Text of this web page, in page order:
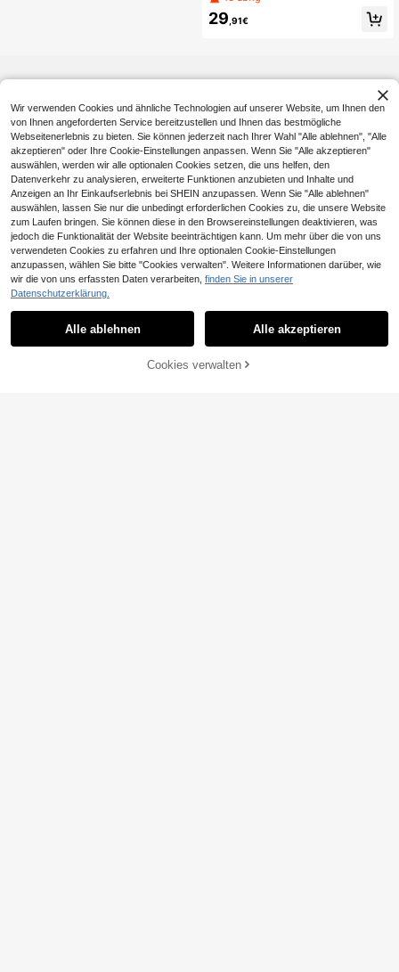
stagsparty, Feier, Hochzeit, Fotosho
oting, Braut, Ball, Abschluss, Abend
29,91€
JETZT EINKAUFEN
Wir verwenden Cookies und ähnliche Technologien auf unserer Website, um Ihnen den
von Ihnen angeforderten Service bereitzustellen und Ihnen das bestmögliche
Webseitenerlebnis zu bieten. Sie können jederzeit nach Ihrer Wahl "Alle ablehnen", "Alle
akzeptieren" oder Ihre Cookie-Einstellungen anpassen. Wenn Sie "Alle akzeptieren"
auswählen, werden wir alle optionalen Cookies setzen, die uns helfen, den
Datenverkehr zu analysieren, erweiterte Funktionen anzubieten und Inhalte und
Anzeigen an Ihr Einkaufserlebnis bei SHEIN anzupassen. Wenn Sie "Alle ablehnen"
auswählen, lassen Sie nur die unbedingt erforderlichen Cookies zu, die unsere Website
zum Laufen bringen. Sie können diese in den Browsereinstellungen deaktivieren, was
jedoch die Funktionalität der Website beeinträchtigen kann. Um mehr über die von uns
verwendeten Cookies zu erfahren und Ihre optionalen Cookie-Einstellungen
anzupassen, wählen Sie bitte "Cookies verwalten". Weitere Informationen darüber, wie
wir die von uns erfassten Daten verarbeiten, finden Sie in unserer
Datenschutzerklärung.
Alle ablehnen Alle akzeptieren
Cookies verwalten